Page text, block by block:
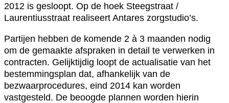
2012 is gesloopt. Op de hoek Steegstraat /
Laurentiusstraat realiseert Antares zorgstudio’s.
Partijen hebben de komende 2 à 3 maanden nodig
om de gemaakte afspraken in detail te verwerken in
contracten. Gelijktijdig loopt de actualisatie van het
bestemmingsplan dat, afhankelijk van de
bezwaarprocedures, eind 2014 kan worden
vastgesteld. De beoogde plannen worden hierin